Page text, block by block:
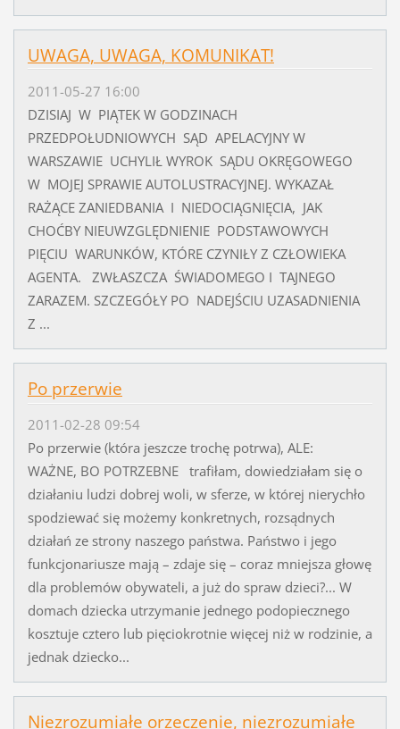
UWAGA, UWAGA, KOMUNIKAT!
2011-05-27 16:00
DZISIAJ W PIĄTEK W GODZINACH
PRZEDPOŁUDNIOWYCH SĄD APELACYJNY W
WARSZAWIE UCHYLIŁ WYROK SĄDU OKRĘGOWEGO
W MOJEJ SPRAWIE AUTOLUSTRACYJNEJ. WYKAZAŁ
RAŻĄCE ZANIEDBANIA I NIEDOCIĄGNIĘCIA, JAK
CHOĆBY NIEUWZGLĘDNIENIE PODSTAWOWYCH
PIĘCIU WARUNKÓW, KTÓRE CZYNIŁY Z CZŁOWIEKA
AGENTA. ZWŁASZCZA ŚWIADOMEGO I TAJNEGO
ZARAZEM. SZCZEGÓŁY PO NADEJŚCIU UZASADNIENIA
Z ...
Po przerwie
2011-02-28 09:54
Po przerwie (która jeszcze trochę potrwa), ALE:
WAŻNE, BO POTRZEBNE trafiłam, dowiedziałam się o
działaniu ludzi dobrej woli, w sferze, w której nierychło
spodziewać się możemy konkretnych, rozsądnych
działań ze strony naszego państwa. Państwo i jego
funkcjonariusze mają – zdaje się – coraz mniejsza głowę
dla problemów obywateli, a już do spraw dzieci?... W
domach dziecka utrzymanie jednego podopiecznego
kosztuje cztero lub pięciokrotnie więcej niż w rodzinie, a
jednak dziecko...
Niezrozumiałe orzeczenie, niezrozumiałe